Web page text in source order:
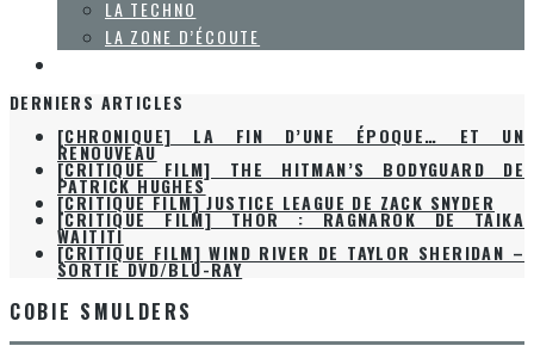
LA TECHNO
LA ZONE D’ÉCOUTE
DERNIERS ARTICLES
[CHRONIQUE] LA FIN D’UNE ÉPOQUE… ET UN
RENOUVEAU
[CRITIQUE FILM] THE HITMAN’S BODYGUARD DE
PATRICK HUGHES
[CRITIQUE FILM] JUSTICE LEAGUE DE ZACK SNYDER
[CRITIQUE FILM] THOR : RAGNAROK DE TAIKA
WAITITI
[CRITIQUE FILM] WIND RIVER DE TAYLOR SHERIDAN –
SORTIE DVD/BLU-RAY
COBIE SMULDERS